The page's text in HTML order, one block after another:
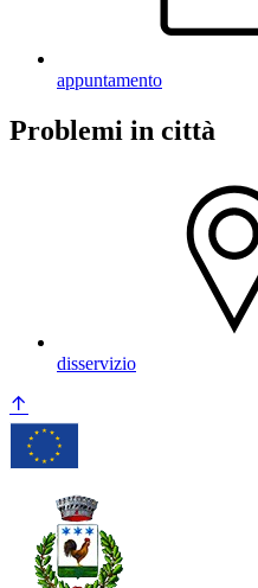
appuntamento
Problemi in città
disservizio